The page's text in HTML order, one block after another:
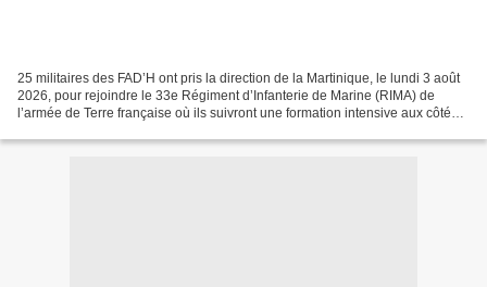
25 militaires des FAD’H ont pris la direction de la Martinique, le lundi 3 août
2026, pour rejoindre le 33e Régiment d’Infanterie de Marine (RIMA) de
l’armée de Terre française où ils suivront une formation intensive aux côtés